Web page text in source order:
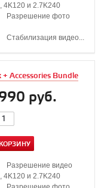
4K120 и 2.7K240
Разрешение фото
Стабилизация видео...
Accessories Bundle
руб.
Разрешение видео
4K120 и 2.7K240